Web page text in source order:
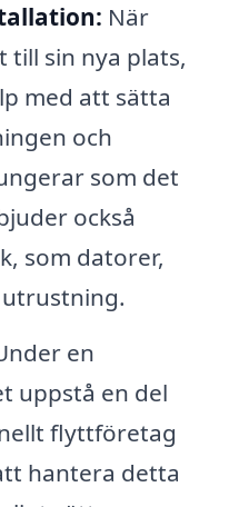
När
sin nya plats,
med att sätta
och
som det
också
som datorer,
en
uppstå en del
flyttföretag
hantera detta